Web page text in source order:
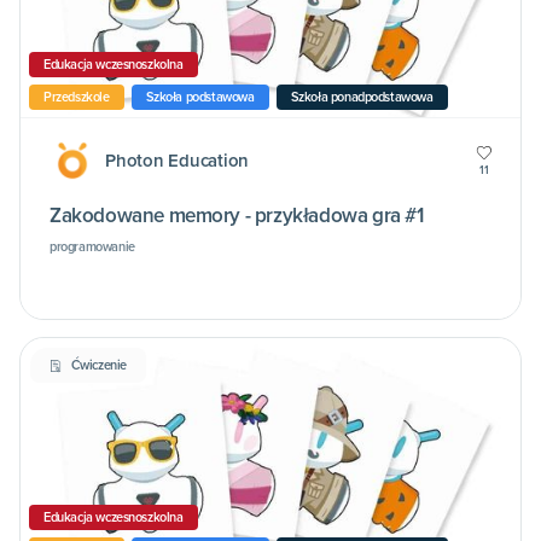
Przedszkole Szkoła podstawowa Szkoła ponadpodstawowa
Edukacja wczesnoszkolna
Photon Education 11
Zakodowane memory - przykładowa gra #1
programowanie
Ćwiczenie
Edukacja wczesnoszkolna